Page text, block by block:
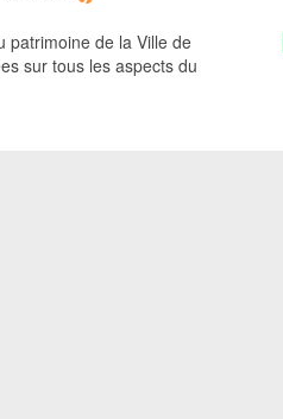
patrimoine de la Ville de
sur tous les aspects du